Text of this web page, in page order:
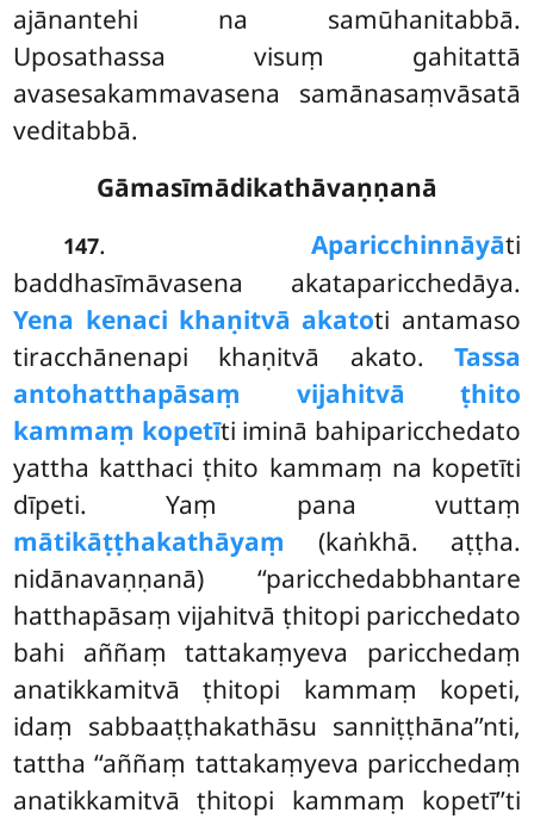
ajānantehi na samūhanitabbā.
Uposathassa visuṃ gahitattā
avasesakammavasena samānasaṃvāsatā
veditabbā.
Gāmasīmādikathāvaṇṇanā
147. Aparicchinnāyāti
baddhasīmāvasena akataparicchedāya.
Yena kenaci khaṇitvā akatoti antamaso
tiracchānenapi khaṇitvā akato. Tassa
antohatthapāsaṃ vijahitvā ṭhito
kammaṃ kopetīti iminā bahiparicchedato
yattha katthaci ṭhito kammaṃ na kopetīti
dīpeti. Yaṃ pana vuttaṃ
mātikāṭṭhakathāyaṃ (kaṅkhā. aṭṭha.
nidānavaṇṇanā) ‘‘paricchedabbhantare
hatthapāsaṃ vijahitvā ṭhitopi paricchedato
bahi aññaṃ tattakaṃyeva paricchedaṃ
anatikkamitvā ṭhitopi kammaṃ kopeti,
idaṃ sabbaaṭṭhakathāsu sanniṭṭhāna’’nti,
tattha ‘‘aññaṃ tattakaṃyeva paricchedaṃ
anatikkamitvā ṭhitopi kammaṃ kopetī’’ti